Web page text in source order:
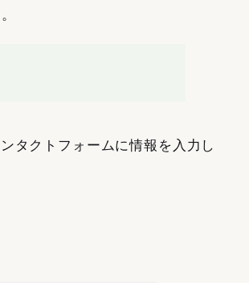
タクトフォームに情報を入力し